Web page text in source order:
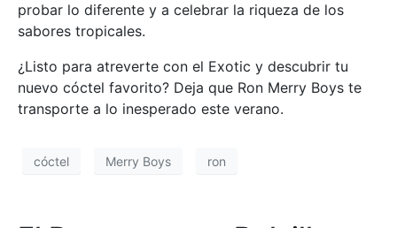
probar lo diferente y a celebrar la riqueza de los
sabores tropicales.
¿Listo para atreverte con el Exotic y descubrir tu
nuevo cóctel favorito? Deja que Ron Merry Boys te
transporte a lo inesperado este verano.
cóctel Merry Boys ron